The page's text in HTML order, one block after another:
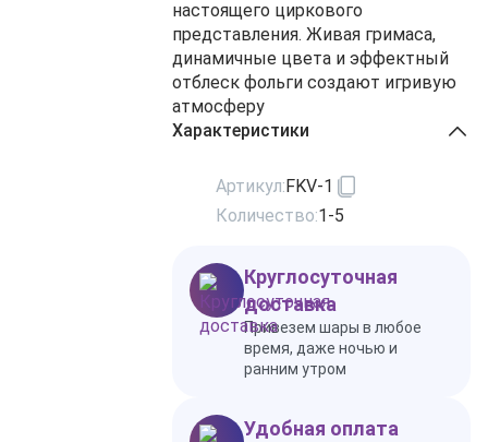
настоящего циркового
представления. Живая гримаса,
динамичные цвета и эффектный
отблеск фольги создают игривую
атмосферу
Характеристики
Артикул:FKV-1
Количество:1-5
Круглосуточная
доставка
Привезем шары в любое
время, даже ночью и
ранним утром
Удобная оплата